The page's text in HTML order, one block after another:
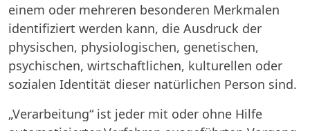
einem oder mehreren besonderen Merkmalen
identifiziert werden kann, die Ausdruck der
physischen, physiologischen, genetischen,
psychischen, wirtschaftlichen, kulturellen oder
sozialen Identität dieser natürlichen Person sind.
„Verarbeitung“ ist jeder mit oder ohne Hilfe